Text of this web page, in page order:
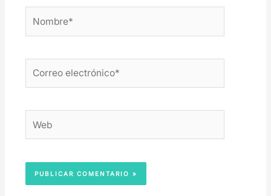
electrónico*